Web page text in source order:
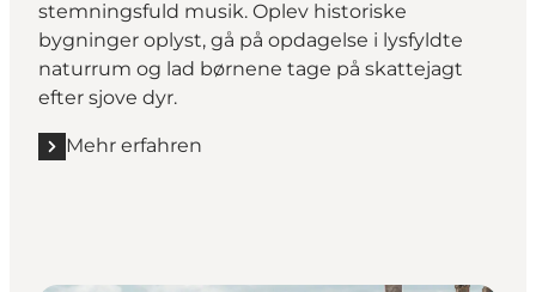
stemningsfuld musik. Oplev historiske
bygninger oplyst, gå på opdagelse i lysfyldte
naturrum og lad børnene tage på skattejagt
efter sjove dyr.
Mehr erfahren
Mehr erfahren "Light in Nature på Gisselfeld Kloster"